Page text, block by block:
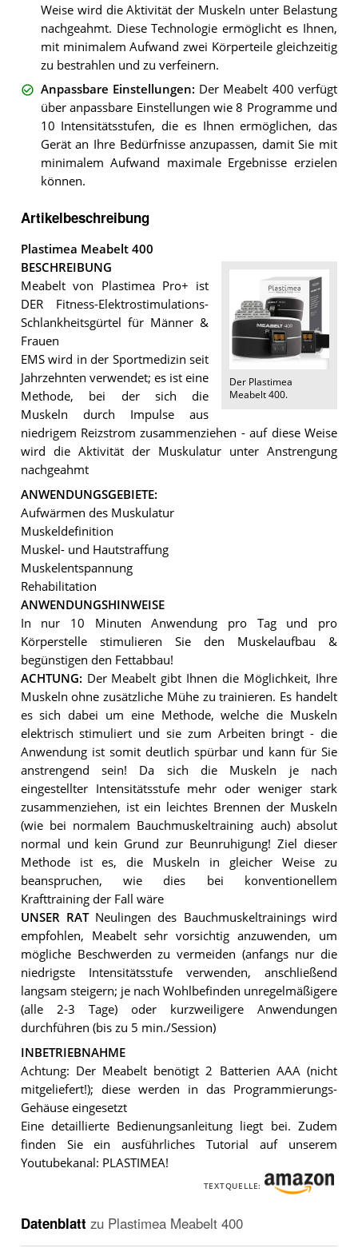
Weise wird die Aktivität der Muskeln unter Belastung
nachgeahmt. Diese Technologie ermöglicht es Ihnen,
mit minimalem Aufwand zwei Körperteile gleichzeitig
zu bestrahlen und zu verfeinern.
Anpassbare Einstellungen: Der Meabelt 400 verfügt
über anpassbare Einstellungen wie 8 Programme und
10 Intensitätsstufen, die es Ihnen ermöglichen, das
Gerät an Ihre Bedürfnisse anzupassen, damit Sie mit
minimalem Aufwand maximale Ergebnisse erzielen
können.
Artikelbeschreibung
Plastimea Meabelt 400
Der Plastimea
Meabelt 400.
BESCHREIBUNG
Meabelt von Plastimea Pro+ ist
DER Fitness-Elektrostimulations-
Schlankheitsgürtel für Männer &
Frauen
EMS wird in der Sportmedizin seit
Jahrzehnten verwendet; es ist eine
Methode, bei der sich die
Muskeln durch Impulse aus
niedrigem Reizstrom zusammenziehen - auf diese Weise
wird die Aktivität der Muskulatur unter Anstrengung
nachgeahmt
ANWENDUNGSGEBIETE:
Aufwärmen des Muskulatur
Muskeldefinition
Muskel- und Hautstraffung
Muskelentspannung
Rehabilitation
ANWENDUNGSHINWEISE
In nur 10 Minuten Anwendung pro Tag und pro
Körperstelle stimulieren Sie den Muskelaufbau &
begünstigen den Fettabbau!
ACHTUNG: Der Meabelt gibt Ihnen die Möglichkeit, Ihre
Muskeln ohne zusätzliche Mühe zu trainieren. Es handelt
es sich dabei um eine Methode, welche die Muskeln
elektrisch stimuliert und sie zum Arbeiten bringt - die
Anwendung ist somit deutlich spürbar und kann für Sie
anstrengend sein! Da sich die Muskeln je nach
eingestellter Intensitätsstufe mehr oder weniger stark
zusammenziehen, ist ein leichtes Brennen der Muskeln
(wie bei normalem Bauchmuskeltraining auch) absolut
normal und kein Grund zur Beunruhigung! Ziel dieser
Methode ist es, die Muskeln in gleicher Weise zu
beanspruchen, wie dies bei konventionellem
Krafttraining der Fall wäre
UNSER RATNeulingen des Bauchmuskeltrainings wird
empfohlen, Meabelt sehr vorsichtig anzuwenden, um
mögliche Beschwerden zu vermeiden (anfangs nur die
niedrigste Intensitätsstufe verwenden, anschließend
langsam steigern; je nach Wohlbefinden unregelmäßigere
(alle 2-3 Tage) oder kurzweiligere Anwendungen
durchführen (bis zu 5 min./Session)
INBETRIEBNAHME
Achtung: Der Meabelt benötigt 2 Batterien AAA (nicht
mitgeliefert!); diese werden in das Programmierungs-
Gehäuse eingesetzt
Eine detaillierte Bedienungsanleitung liegt bei. Zudem
finden Sie ein ausführliches Tutorial auf unserem
Youtubekanal: PLASTIMEA!
TEXTQUELLE:
Datenblatt zu Plastimea Meabelt 400